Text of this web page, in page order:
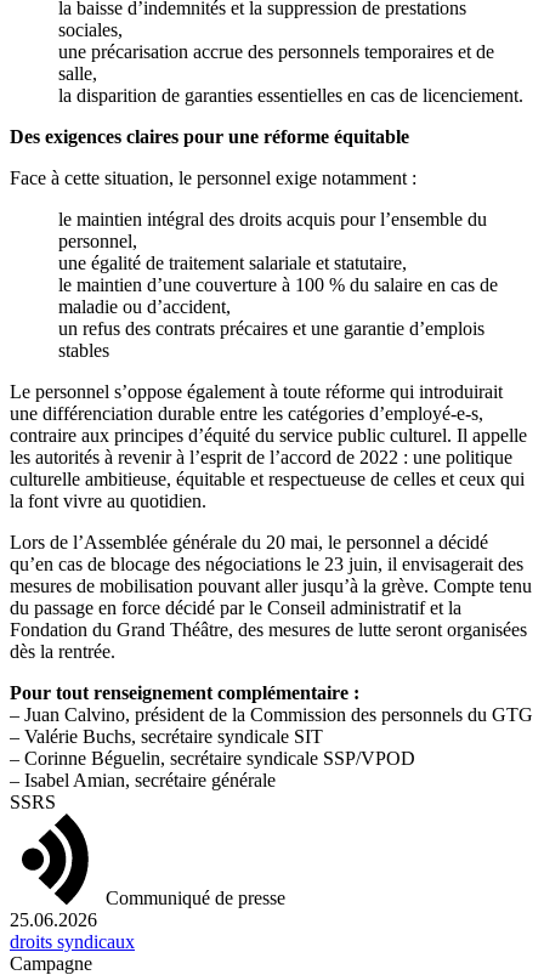
la baisse d’indemnités et la suppression de prestations
sociales,
une précarisation accrue des personnels temporaires et de
salle,
la disparition de garanties essentielles en cas de licenciement.
Des exigences claires pour une réforme équitable
Face à cette situation, le personnel exige notamment :
le maintien intégral des droits acquis pour l’ensemble du
personnel,
une égalité de traitement salariale et statutaire,
le maintien d’une couverture à 100 % du salaire en cas de
maladie ou d’accident,
un refus des contrats précaires et une garantie d’emplois
stables
Le personnel s’oppose également à toute réforme qui introduirait
une différenciation durable entre les catégories d’employé-e-s,
contraire aux principes d’équité du service public culturel. Il appelle
les autorités à revenir à l’esprit de l’accord de 2022 : une politique
culturelle ambitieuse, équitable et respectueuse de celles et ceux qui
la font vivre au quotidien.
Lors de l’Assemblée générale du 20 mai, le personnel a décidé
qu’en cas de blocage des négociations le 23 juin, il envisagerait des
mesures de mobilisation pouvant aller jusqu’à la grève. Compte tenu
du passage en force décidé par le Conseil administratif et la
Fondation du Grand Théâtre, des mesures de lutte seront organisées
dès la rentrée.
Pour tout renseignement complémentaire :
– Juan Calvino, président de la Commission des personnels du GTG
– Valérie Buchs, secrétaire syndicale SIT
– Corinne Béguelin, secrétaire syndicale SSP/VPOD
– Isabel Amian, secrétaire générale
SSRS
Communiqué de presse
25.06.2026
droits syndicaux
Campagne